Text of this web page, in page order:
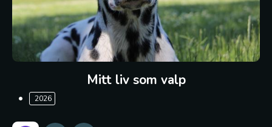
Mitt liv som valp
2026